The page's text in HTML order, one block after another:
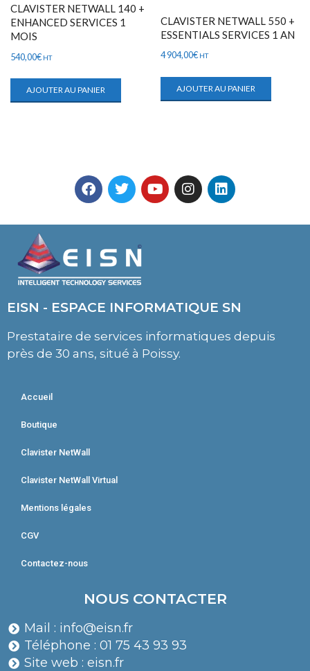
CLAVISTER NETWALL 140 +
ENHANCED SERVICES 1
MOIS
540,00€ HT
AJOUTER AU PANIER
CLAVISTER NETWALL 550 +
ESSENTIALS SERVICES 1 AN
4 904,00€ HT
AJOUTER AU PANIER
EISN - ESPACE INFORMATIQUE SN
Prestataire de services informatiques depuis
près de 30 ans, situé à Poissy.
Accueil
Boutique
Clavister NetWall
Clavister NetWall Virtual
Mentions légales
CGV
Contactez-nous
NOUS CONTACTER
Mail : info@eisn.fr
Téléphone : 01 75 43 93 93
Site web : eisn.fr